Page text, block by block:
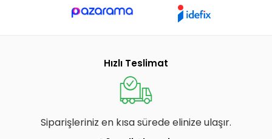
Hızlı Teslimat
Siparişleriniz en kısa sürede elinize ulaşır.